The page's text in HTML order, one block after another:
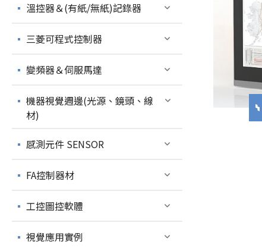
溫控器＆(有紙/無紙)記錄器
三菱可程式控制器
變頻器＆伺服馬達
機器視覺週邊(光源、鏡頭、線
材)
感測元件 SENSOR
FA控制器材
工控圖控軟體
視覺應用實例